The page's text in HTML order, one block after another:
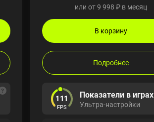
или от 9 998 ₽ в месяц
В корзину
Подробнее
111
FPS
Показатели в играх
Ультра-настройки